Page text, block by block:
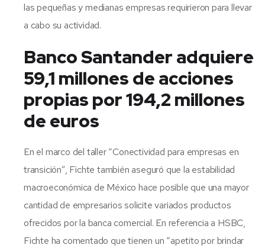
las pequeñas y medianas empresas requirieron para llevar
a cabo su actividad.
Banco Santander adquiere
59,1 millones de acciones
propias por 194,2 millones
de euros
En el marco del taller “Conectividad para empresas en
transición”, Fichte también aseguró que la estabilidad
macroeconómica de México hace posible que una mayor
cantidad de empresarios solicite variados productos
ofrecidos por la banca comercial. En referencia a HSBC,
Fichte ha comentado que tienen un “apetito por brindar